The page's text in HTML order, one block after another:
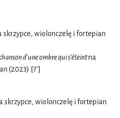
skrzypce, wiolonczelę i fortepian
d’une ombre qui s’éteintna
(2023) [7']
skrzypce, wiolonczelę i fortepian